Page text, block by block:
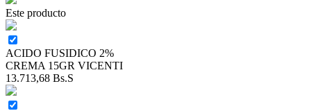
Este producto
ACIDO FUSIDICO 2%
CREMA 15GR VICENTI
13.713,68 Bs.S